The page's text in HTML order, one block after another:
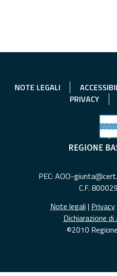
NOTE LEGALI
PRIVACY
PEC: AOO-
C.F.
Note legali | Privacy
Dichiarazione
©2010